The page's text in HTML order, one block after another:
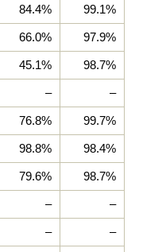
84.4% 99.1%
66.0% 97.9%
45.1% 98.7%
– –
76.8% 99.7%
98.8% 98.4%
79.6% 98.7%
– –
– –